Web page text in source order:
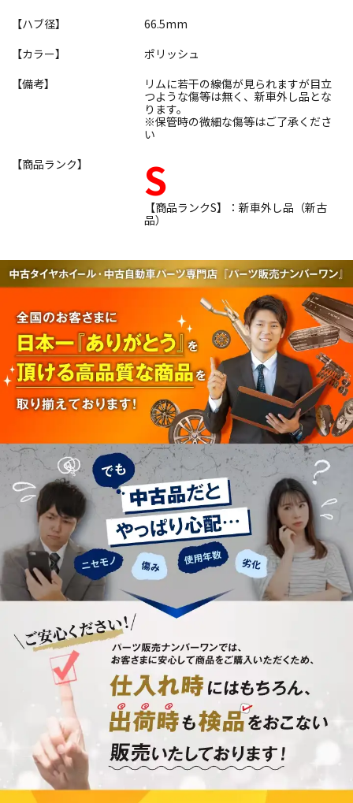
【ハブ径】
66.5mm
【カラー】
ポリッシュ
【備考】
リムに若干の線傷が見られますが目立
つような傷等は無く、新車外し品とな
ります。
※保管時の微細な傷等はご了承くださ
い
【商品ランク】
S
【商品ランクS】：新車外し品（新古
品）